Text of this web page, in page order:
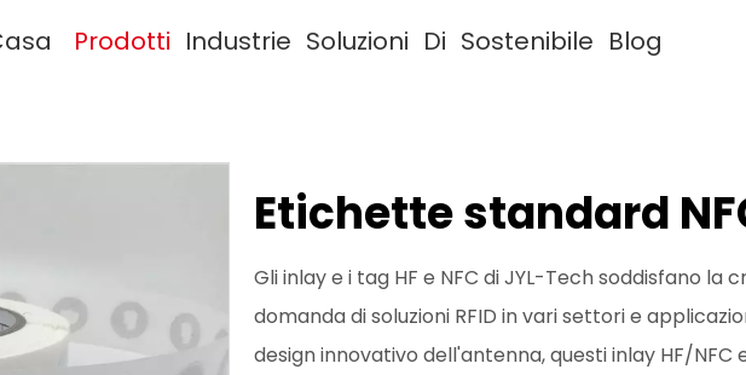
Prodotti Industrie Soluzioni Di Sostenibile Blog
Etichette standard
Gli inlay e i tag HF e NFC di JYL-Tech soddisfano la
domanda di soluzioni RFID in vari settori e
design innovativo dell'antenna, questi inlay HF/NFC